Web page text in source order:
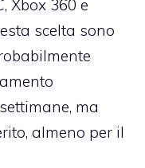
Xbox 360 e
scelta sono
ma
almeno per il